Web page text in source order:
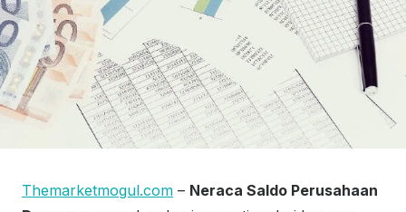
Themarketmogul.com – Neraca Saldo Perusahaan